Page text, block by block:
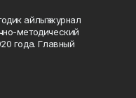
айлыҡ журнал
методический
года. Главный